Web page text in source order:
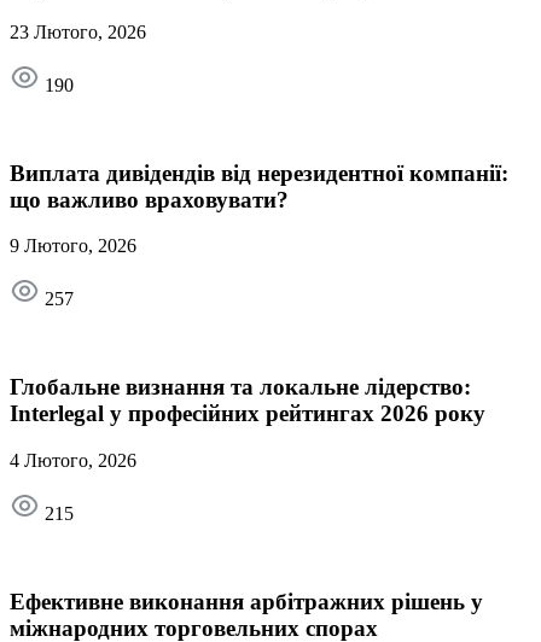
23 Лютого, 2026
190
Виплата дивідендів від нерезидентної компанії:
що важливо враховувати?
9 Лютого, 2026
257
Глобальне визнання та локальне лідерство:
Interlegal у професійних рейтингах 2026 року
4 Лютого, 2026
215
Ефективне виконання арбітражних рішень у
міжнародних торговельних спорах